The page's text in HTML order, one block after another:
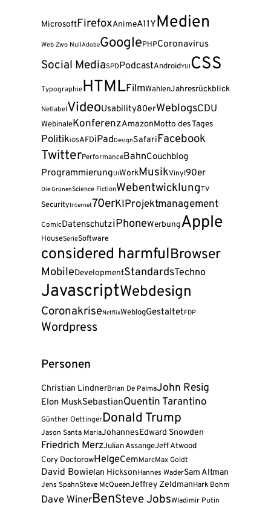
MicrosoftFirefoxAnimeA11YMedien
Web Zwo NullAdobeGooglePHPCoronavirus
Social MediaSPDPodcastAndroidYUI CSS
TypographieHTMLFilmWahlenJahresrückblick
NetlabelVideoUsability80erWeblogsCDU
WebinaleKonferenzAmazonMotto des Tages
PolitikiOSAFDiPadDesignSafariFacebook
TwitterPerformanceBahnCouchblog
ProgrammierungUIWorkMusikVinyl90er
Die GrünenScience FictionWebentwicklungTV
SecurityInternet70erKIProjektmanagement
ComicDatenschutziPhoneWerbungApple
HouseSerieSoftware
considered harmfulBrowser
MobileDevelopmentStandardsTechno
JavascriptWebdesign
CoronakriseNetflixWeblogGestaltetFDP
Wordpress
Personen
Christian LindnerBrian De PalmaJohn Resig
Elon MuskSebastianQuentin Tarantino
Günther OettingerDonald Trump
Jason Santa MariaJohannesEdward Snowden
Friedrich MerzJulian AssangeJeff Atwood
Cory DoctorowHelgeCemMarcMax Goldt
David BowieIan HicksonHannes WaderSam Altman
Jens SpahnSteve McQueenJeffrey ZeldmanHark Bohm
Dave WinerBenSteve JobsWladimir Putin